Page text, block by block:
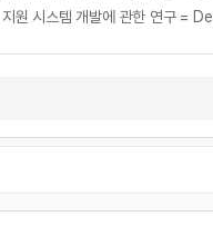
지원 시스템 개발에 관한 연